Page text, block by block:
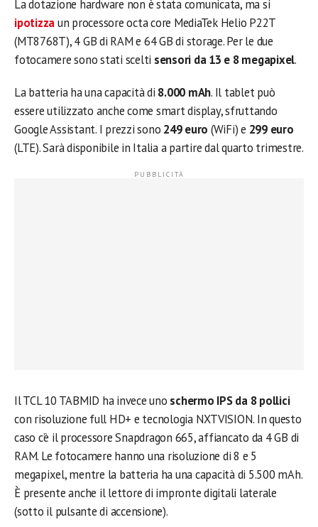
La dotazione hardware non è stata comunicata, ma si
ipotizzaun processore octa core MediaTek Helio P22T
(MT8768T), 4 GB di RAM e 64 GB di storage. Per le due
fotocamere sono stati scelti sensori da 13 e 8 megapixel.
La batteria ha una capacità di 8.000 mAh. Il tablet può
essere utilizzato anche come smart display, sfruttando
Google Assistant. I prezzi sono 249 euro (WiFi) e 299 euro
(LTE). Sarà disponibile in Italia a partire dal quarto trimestre.
Il TCL 10 TABMID ha invece uno schermo IPS da 8 pollici
con risoluzione full HD+ e tecnologia NXTVISION. In questo
caso c’è il processore Snapdragon 665, affiancato da 4 GB di
RAM. Le fotocamere hanno una risoluzione di 8 e 5
megapixel, mentre la batteria ha una capacità di 5.500 mAh.
È presente anche il lettore di impronte digitali laterale
(sotto il pulsante di accensione).